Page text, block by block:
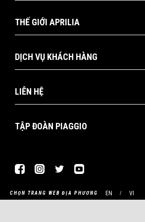
THẾ GIỚI APRILIA
DỊCH VỤ KHÁCH HÀNG
LIÊN HỆ
TẬP ĐOÀN PIAGGIO
FacebookInstagram
Twitter
CHỌN TRANG WEB ĐỊA PHƯƠNG EN VI